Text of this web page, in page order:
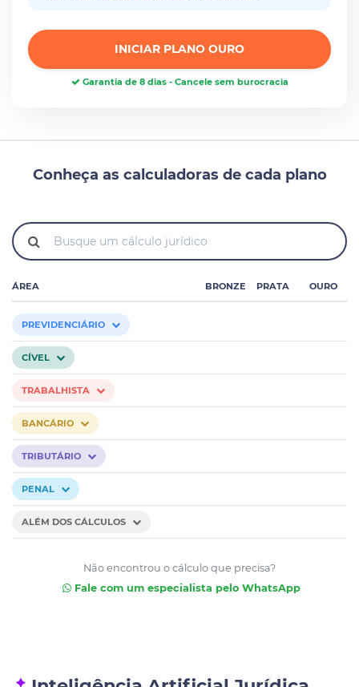
INICIAR PLANO OURO
Garantia de 8 dias - Cancele sem burocracia
Conheça as calculadoras de cada plano
ÁREA BRONZE PRATA OURO
PREVIDENCIÁRIO
CÍVEL
TRABALHISTA
BANCÁRIO
TRIBUTÁRIO
PENAL
ALÉM DOS CÁLCULOS
Não encontrou o cálculo que precisa?
Fale com um especialista pelo WhatsApp